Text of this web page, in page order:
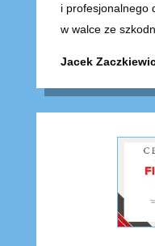
i profesjonalnego
w walce ze
Jacek